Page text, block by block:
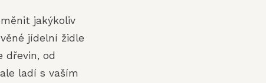
jakýkoliv
jídelní židle
dřevin, od
ladí s vaším